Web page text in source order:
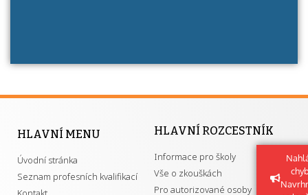
HLAVNÍ MENU
Úvodní stránka
Seznam profesních kvalifikací
HLAVNÍ ROZCESTNÍK
Informace pro školy
Vše o zkouškách
Pro autorizované osoby